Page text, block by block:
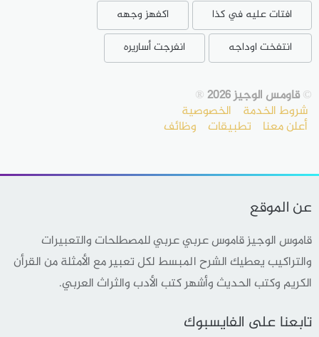
افتات عليه في كذا
اكفهز وجهه
انتفخت اوداجه
انفرجت أساريره
©قاومس الوجيز 2026 ®
شروط الخدمة الخصوصية
أعلن معنا تطبيقات وظائف
عن الموقع
قاموس الوجيز قاموس عربي عربي للمصطلحات والتعبيرات
والتراكيب يعطيك الشرح المبسط لكل تعبير مع الأمثلة من القرأن
الكريم وكتب الحديث وأشهر كتب الأدب والثراث العربي.
تابعنا على الفايسبوك